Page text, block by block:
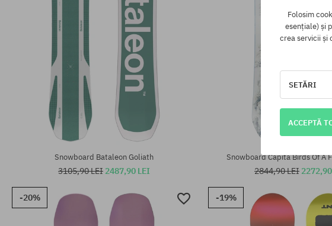
Mărimi existente:
Mărimi existente:
Snowboard Bataleon Goliath
3105,90 LEI 2487,90 LEI
Snowboard Capita Birds Of A
2844,90 LEI
-20% -19%
Folosim
esențiale) și
crea servicii și
SETĂRI
ACCEPTĂ